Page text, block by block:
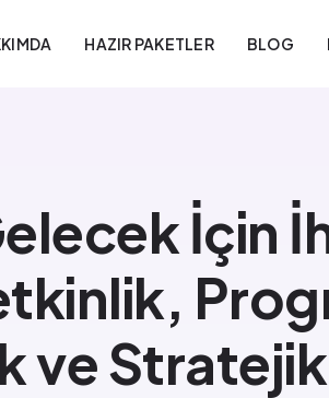
HAZIR PAKETLER BLOG
İçin
ve